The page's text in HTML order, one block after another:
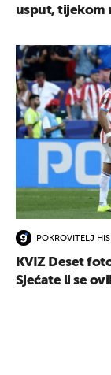
usput, tijekom
POKROVITELJ
KVIZ Deset
Sjećate li se